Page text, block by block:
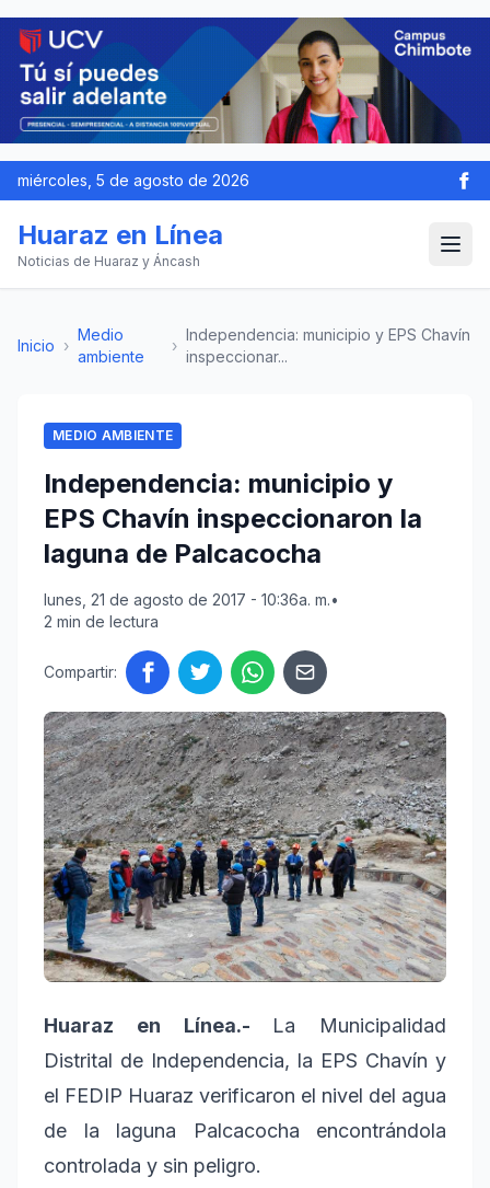
miércoles, 5 de agosto de 2026
Huaraz en Línea
Noticias de Huaraz y Áncash
Inicio ›
Medio
ambiente
›
Independencia: municipio y EPS Chavín
inspeccionar...
MEDIO AMBIENTE
Independencia: municipio y
EPS Chavín inspeccionaron la
laguna de Palcacocha
lunes, 21 de agosto de 2017 - 10:36a. m.•
2 min de lectura
Compartir:
Huaraz en Línea.- La Municipalidad
Distrital de Independencia, la EPS Chavín y
el FEDIP Huaraz verificaron el nivel del agua
de la laguna Palcacocha encontrándola
controlada y sin peligro.